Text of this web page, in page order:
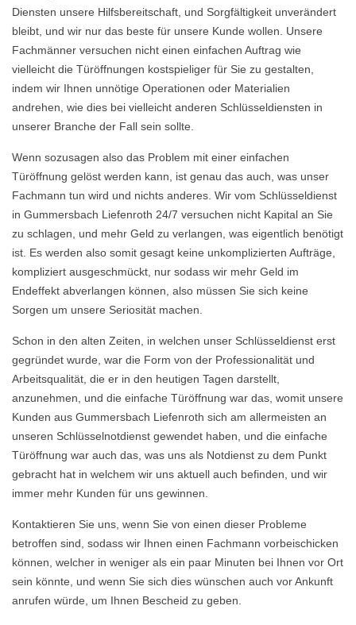
Diensten unsere Hilfsbereitschaft, und Sorgfältigkeit unverändert
bleibt, und wir nur das beste für unsere Kunde wollen. Unsere
Fachmänner versuchen nicht einen einfachen Auftrag wie
vielleicht die Türöffnungen kostspieliger für Sie zu gestalten,
indem wir Ihnen unnötige Operationen oder Materialien
andrehen, wie dies bei vielleicht anderen Schlüsseldiensten in
unserer Branche der Fall sein sollte.
Wenn sozusagen also das Problem mit einer einfachen
Türöffnung gelöst werden kann, ist genau das auch, was unser
Fachmann tun wird und nichts anderes. Wir vom Schlüsseldienst
in Gummersbach Liefenroth 24/7 versuchen nicht Kapital an Sie
zu schlagen, und mehr Geld zu verlangen, was eigentlich benötigt
ist. Es werden also somit gesagt keine unkomplizierten Aufträge,
kompliziert ausgeschmückt, nur sodass wir mehr Geld im
Endeffekt abverlangen können, also müssen Sie sich keine
Sorgen um unsere Seriosität machen.
Schon in den alten Zeiten, in welchen unser Schlüsseldienst erst
gegründet wurde, war die Form von der Professionalität und
Arbeitsqualität, die er in den heutigen Tagen darstellt,
anzunehmen, und die einfache Türöffnung war das, womit unsere
Kunden aus Gummersbach Liefenroth sich am allermeisten an
unseren Schlüsselnotdienst gewendet haben, und die einfache
Türöffnung war auch das, was uns als Notdienst zu dem Punkt
gebracht hat in welchem wir uns aktuell auch befinden, und wir
immer mehr Kunden für uns gewinnen.
Kontaktieren Sie uns, wenn Sie von einen dieser Probleme
betroffen sind, sodass wir Ihnen einen Fachmann vorbeischicken
können, welcher in weniger als ein paar Minuten bei Ihnen vor Ort
sein könnte, und wenn Sie sich dies wünschen auch vor Ankunft
anrufen würde, um Ihnen Bescheid zu geben.